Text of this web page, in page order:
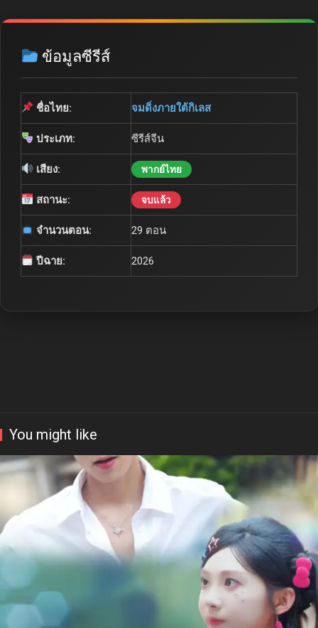
ข้อมูลซีรีส์
ชื่อไทย: จมดิ่งภายใต้กิเลส
ประเภท: ซีรีส์จีน
เสียง: พากย์ไทย
สถานะ: จบแล้ว
จำนวนตอน: 29 ตอน
ปีฉาย: 2026
You might like